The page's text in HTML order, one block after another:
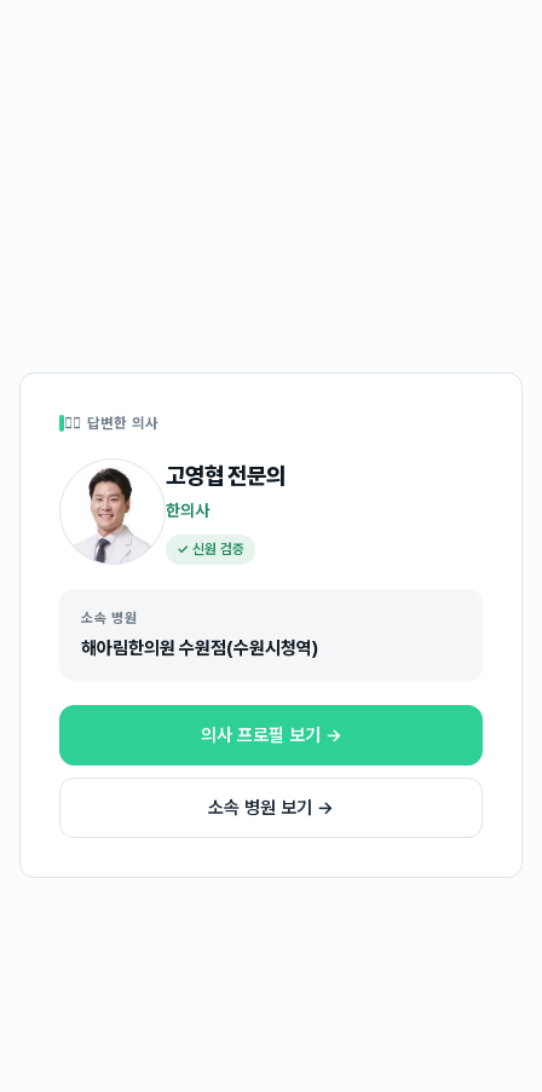
👩‍⚕️ 답변한 의사
고영협전문의
한의사
✓ 신원 검증
소속 병원
해아림한의원 수원점(수원시청역)
의사 프로필 보기 →
소속 병원 보기 →